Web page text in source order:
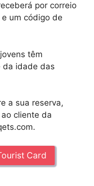
por correio
um código de
têm
da idade das
a sua reserva,
cliente da
Card